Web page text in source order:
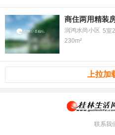
商住两用精装
润鸿水尚小区 5室
230m²
上拉加
联系我